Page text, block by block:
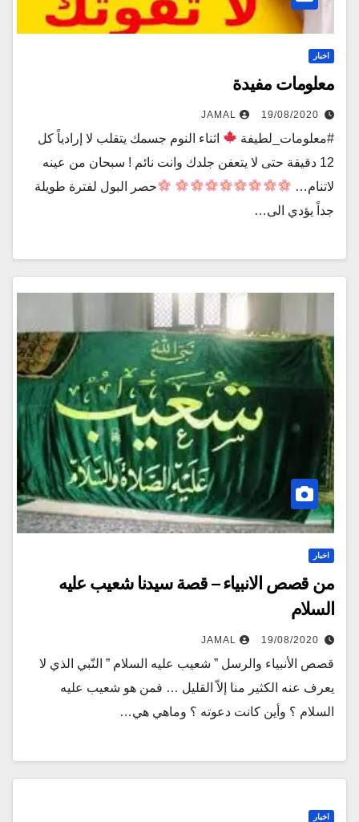
اخبار
معلومات مفيدة
19/08/2020
JAMAL
#معلومات_لطيفة
اثناء النوم جسمك يتقلب لا إرادياً كل
12 دقيقة حتى لا يتعفن جلدك وانت نائم ! سبحان من عينه
لاتنام…
حصر البول لفترة طويلة
جداً يؤدي الى…
اخبار
من قصص الانبياء – قصة سيدنا شعيب عليه
السلام
19/08/2020
JAMAL
قصص الأنبياء والرسل ” شعيب عليه السلام ” النّبي الذي لا
يعرف عنه الكثير منا إلاّ القليل … فمن هو شعيب عليه
السلام ؟ وأين كانت دعوته ؟ وماهي هي…
اخبار